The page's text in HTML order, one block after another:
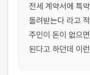
전세 계약서에 특
돌려받는다 라고
주인이 돈이 없으
된다고 하던데 이